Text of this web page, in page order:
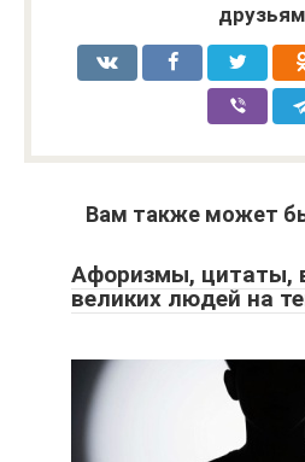
Вам также может
Афоризмы, цитаты,
великих людей на